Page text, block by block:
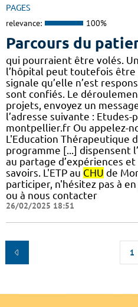
PAGES
relevance: 100%
Parcours du
qui pourraient être volés.
l’hôpital peut toutefois être
signale qu’elle n’est
sont confiés. Le
projets, envoyez un
l’adresse suivante :
montpellier.fr Ou appelez-
L'Education Thérapeutique
programme [...] dispensent
au partage d’expériences
savoirs. L'ETP au CHU de
participer, n'hésitez pas à
ou à nous contacter
26/02/2025 18:51
1